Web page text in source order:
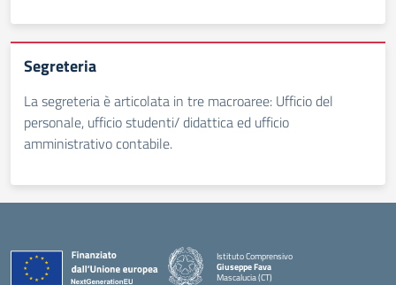
Segreteria
La segreteria è articolata in tre macroaree: Ufficio del
personale, ufficio studenti/ didattica ed ufficio
amministrativo contabile.
Istituto Comprensivo
Giuseppe Fava
Mascalucia (CT)